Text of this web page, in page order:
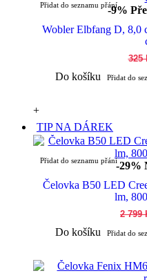
-9%
Přidat do seznamu přání
Wobler Elbfang D, 8,0
325
Do košíku
Přidat do
+
TIP NA DÁREK
-29%
Přidat do seznamu přání
Čelovka B50 LED
lm,
2 799
Do košíku
Přidat do